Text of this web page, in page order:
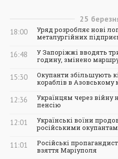
25
18:00
Уряд розробляє нові
металургійних
16:48
У Запоріжжі вводять
годину, змінено
15:30
Окупанти збільшують
кораблів в Азовському
12:36
Українцям через війну
пенсію
12:01
Українські воїни
російськими
11:01
Російські
взяття Маріуполя